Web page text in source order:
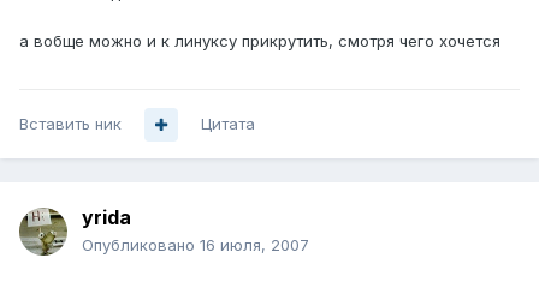
а вобще можно и к линуксу прикрутить, смотря чего хочется
Вставить ник Цитата
yrida
Опубликовано 16 июля, 2007